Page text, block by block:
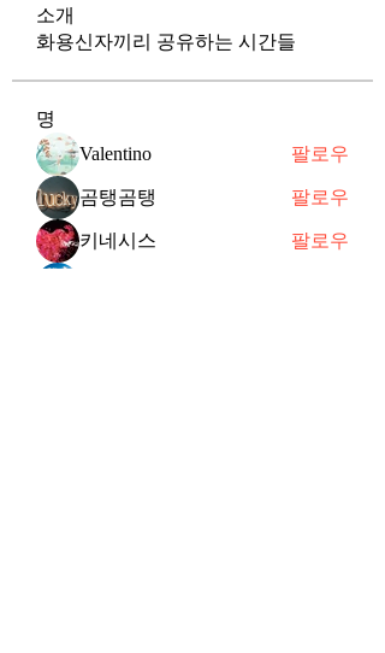
소개
화용신자끼리 공유하는 시간들
명
Valentino 팔로우
곰탱곰탱 팔로우
키네시스 팔로우